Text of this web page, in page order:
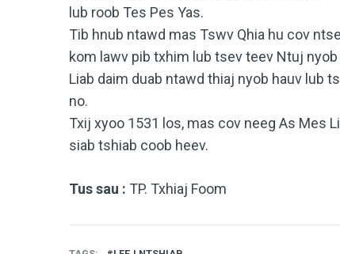
lub roob Tes Pes Yas.
Tib hnub ntawd mas Tswv Qhia hu cov
kom lawv pib txhim lub tsev teev Ntuj
Liab daim duab ntawd thiaj nyob hauv lub
no.
Txij xyoo 1531 los, mas cov neeg As Mes
siab tshiab coob heev.
Tus sau : TP. Txhiaj Foom